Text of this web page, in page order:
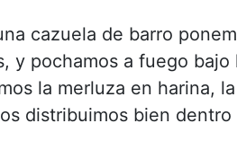
cazuela de barro
y pochamos a fuego
la merluza en harina,
distribuimos bien dentro